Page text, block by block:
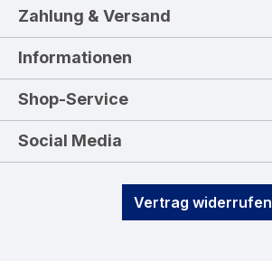
Zahlung & Versand
Informationen
Shop-Service
Social Media
Vertrag widerrufen